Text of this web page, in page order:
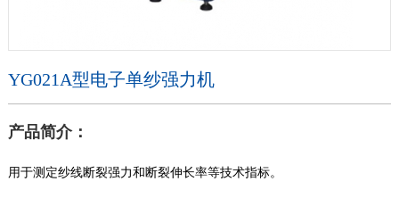
YG021A型电子单纱强力机
产品简介：
用于测定纱线断裂强力和断裂伸长率等技术指标。